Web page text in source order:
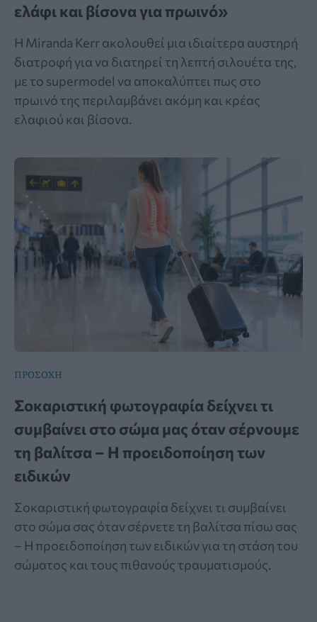
ελάφι και βίσονα για πρωινό»
Η Miranda Kerr ακολουθεί μια ιδιαίτερα αυστηρή
διατροφή για να διατηρεί τη λεπτή σιλουέτα της,
με το supermodel να αποκαλύπτει πως στο
πρωινό της περιλαμβάνει ακόμη και κρέας
ελαφιού και βίσονα.
ΠΡΟΣΟΧΗ
Σοκαριστική φωτογραφία δείχνει τι
συμβαίνει στο σώμα μας όταν σέρνουμε
τη βαλίτσα – Η προειδοποίηση των
ειδικών
Σοκαριστική φωτογραφία δείχνει τι συμβαίνει
στο σώμα σας όταν σέρνετε τη βαλίτσα πίσω σας
– Η προειδοποίηση των ειδικών για τη στάση του
σώματος και τους πιθανούς τραυματισμούς.